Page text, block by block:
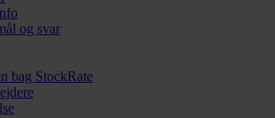
og svar
bag StockRate